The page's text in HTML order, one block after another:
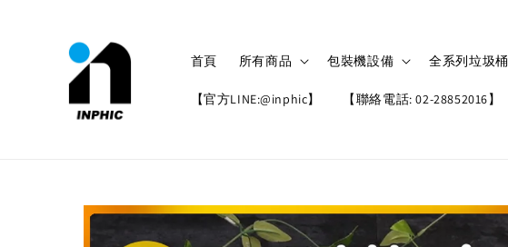
首頁 所有商品 包裝機設備 全系列垃圾桶
【官方LINE:@inphic】 【聯絡電話: 02-28852016】